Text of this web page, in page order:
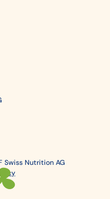
Swiss Nutrition AG